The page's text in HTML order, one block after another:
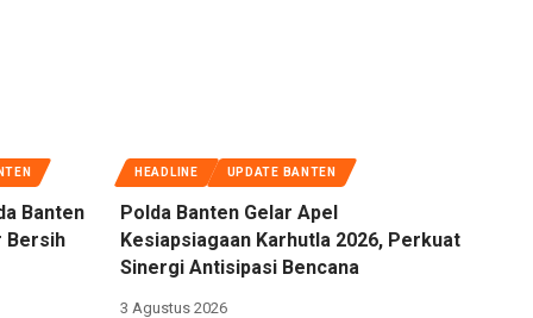
Banten
Bersih
HEADLINE UPDATE BANTEN
Polda Banten Gelar Apel
Kesiapsiagaan Karhutla 2026, Perkuat
Sinergi Antisipasi Bencana
3 Agustus 2026